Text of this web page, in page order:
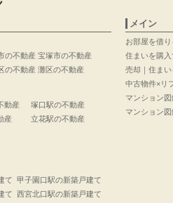
の不動産
の不動産
宝塚市の不動産
灘区の不動産
動産
産
塚口駅の不動産
立花駅の不動産
て
て
甲子園口駅の新築戸建て
西宮北口駅の新築戸建て
メイン
お部屋を借り
住まいを購入
売却｜住ま
中古物件×リ
マンション
マンション